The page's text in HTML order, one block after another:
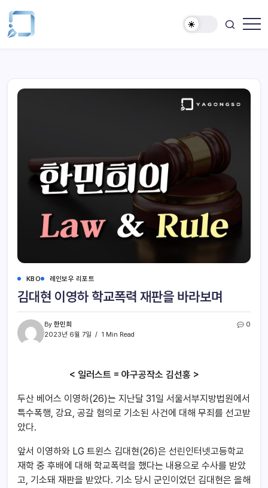
KBO 레인보우 리포트
김대현 이영하 학교폭력 재판을 바라보며
By 한민희
2023년 6월 7일
1 Min Read
0
< 일러스트 = 야구공작소 김선홍 >
두산 베어스 이영하(26)는 지난달 31일 서울서부지방법원에서
특수폭행, 강요, 공갈 혐의로 기소된 사건에 대해 무죄를 선고받
았다.
앞서 이영하와 LG 트윈스 김대현(26)은 선린인터넷고등학교
재학 중 후배에 대해 학교폭력을 했다는 내용으로 수사를 받았
고, 기소돼 재판을 받았다. 기소 당시 군인이었던 김대현은 올해